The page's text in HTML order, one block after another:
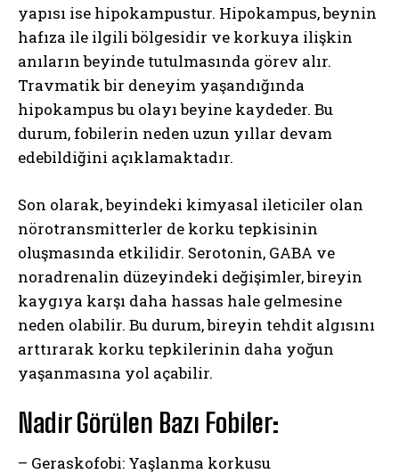
yapısı ise hipokampustur. Hipokampus, beynin
hafıza ile ilgili bölgesidir ve korkuya ilişkin
anıların beyinde tutulmasında görev alır.
Travmatik bir deneyim yaşandığında
hipokampus bu olayı beyine kaydeder. Bu
durum, fobilerin neden uzun yıllar devam
edebildiğini açıklamaktadır.
Son olarak, beyindeki kimyasal ileticiler olan
nörotransmitterler de korku tepkisinin
oluşmasında etkilidir. Serotonin, GABA ve
noradrenalin düzeyindeki değişimler, bireyin
kaygıya karşı daha hassas hale gelmesine
neden olabilir. Bu durum, bireyin tehdit algısını
arttırarak korku tepkilerinin daha yoğun
yaşanmasına yol açabilir.
Nadir Görülen Bazı Fobiler:
– Geraskofobi: Yaşlanma korkusu